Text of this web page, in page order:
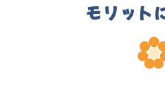
モリット